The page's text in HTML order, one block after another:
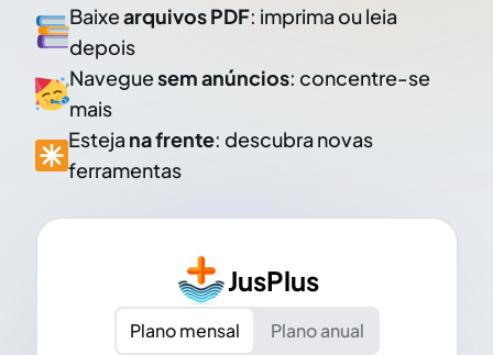
Baixearquivos PDF: imprima ou leia
depois
Naveguesem anúncios: concentre-se
mais
Esteja na frente: descubra novas
ferramentas
JusPlus
Plano mensal
Plano anual